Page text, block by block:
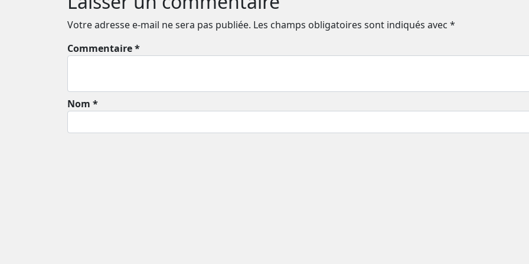
Votre adresse e-mail ne sera pas publiée. Les champs obligatoires sont indiqués avec *
Commentaire *
Nom *